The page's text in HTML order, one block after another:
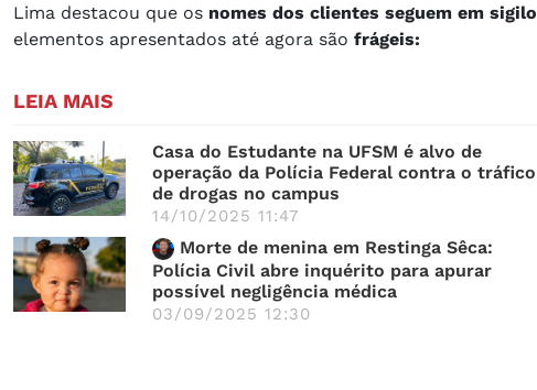
Lima destacou que os nomes dos clientes seguem em sigilo
elementos apresentados até agora são frágeis:
LEIA MAIS
Casa do Estudante na UFSM é alvo de
operação da Polícia Federal contra o tráfico
de drogas no campus
14/10/2025 11:47
Morte de menina em Restinga Sêca:
Polícia Civil abre inquérito para apurar
possível negligência médica
03/09/2025 12:30